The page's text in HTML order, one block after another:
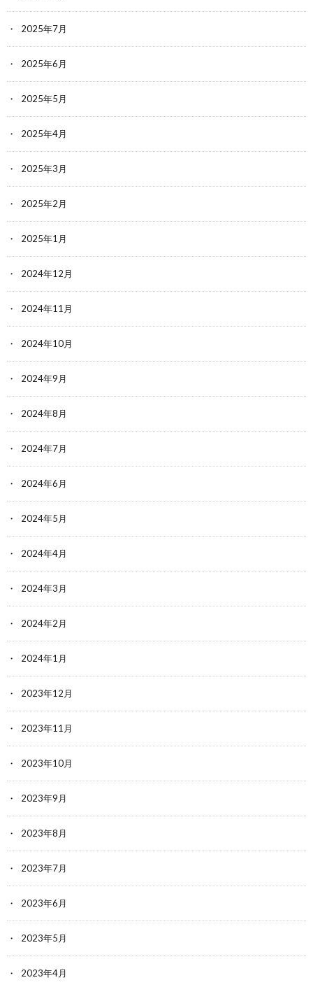
2025年7月
2025年6月
2025年5月
2025年4月
2025年3月
2025年2月
2025年1月
2024年12月
2024年11月
2024年10月
2024年9月
2024年8月
2024年7月
2024年6月
2024年5月
2024年4月
2024年3月
2024年2月
2024年1月
2023年12月
2023年11月
2023年10月
2023年9月
2023年8月
2023年7月
2023年6月
2023年5月
2023年4月